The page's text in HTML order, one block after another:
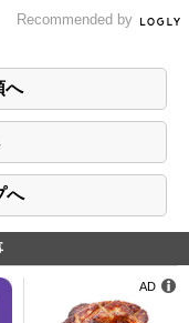
Recommended by
へ
へ
AD